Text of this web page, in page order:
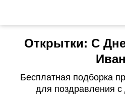
Открытки: С
Бесплатная подборка
для поздравления